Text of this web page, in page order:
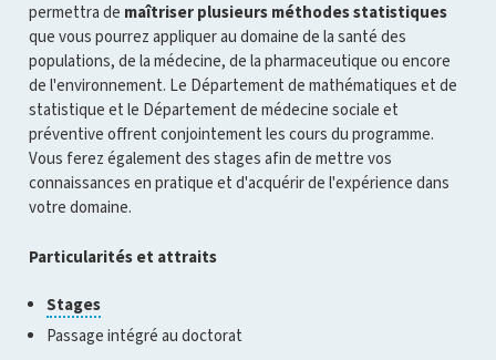
permettra de maîtriser plusieurs méthodes statistiques
que vous pourrez appliquer au domaine de la santé des
populations, de la médecine, de la pharmaceutique ou encore
de l'environnement. Le Département de mathématiques et de
statistique et le Département de médecine sociale et
préventive offrent conjointement les cours du programme.
Vous ferez également des stages afin de mettre vos
connaissances en pratique et d'acquérir de l'expérience dans
votre domaine.
Particularités et attraits
StagesCliquer
pour
ouvrir
Passage intégré au doctorat